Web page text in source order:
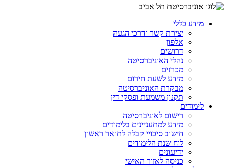
מידע כללי
יצירת קשר ודרכי הגעה
אלפון
דרושים
נהלי האוניברסיטה
מכרזים
מידע לשעת חירום
מבקרת האוניברסיטה
תקנון משמעת ופסקי דין
לימודים
רישום לאוניברסיטה
מידע למתעניינים בלימודים
חישוב סיכויי קבלה לתואר ראשון
לוח שנת הלימודים
ידיעונים
כניסה לאזור האישי